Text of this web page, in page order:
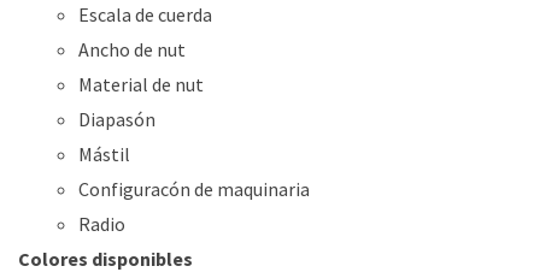
Escala de cuerda
Ancho de nut
Material de nut
Diapasón
Mástil
Configuracón de maquinaria
Radio
Colores disponibles